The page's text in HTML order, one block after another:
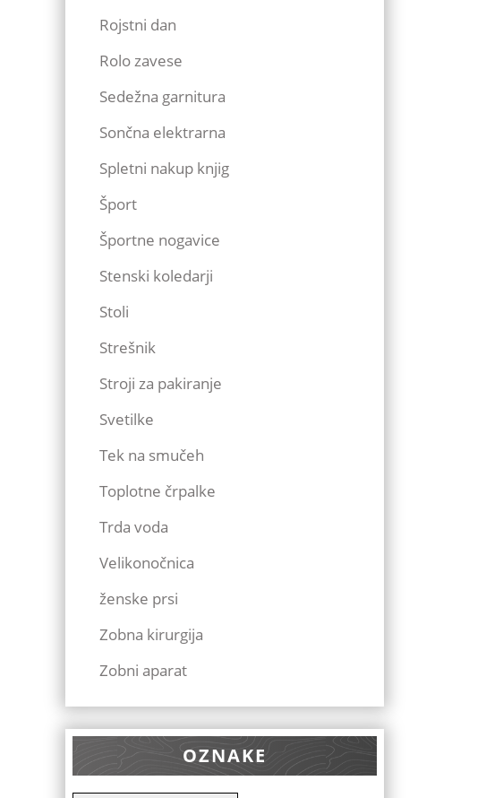
Rojstni dan
Rolo zavese
Sedežna garnitura
Sončna elektrarna
Spletni nakup knjig
Šport
Športne nogavice
Stenski koledarji
Stoli
Strešnik
Stroji za pakiranje
Svetilke
Tek na smučeh
Toplotne črpalke
Trda voda
Velikonočnica
ženske prsi
Zobna kirurgija
Zobni aparat
OZNAKE